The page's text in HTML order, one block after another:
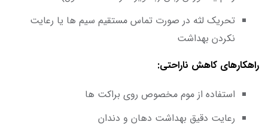
تحریک لثه در صورت تماس مستقیم سیم ها یا رعایت
نکردن بهداشت
راهکارهای کاهش ناراحتی:
استفاده از موم مخصوص روی براکت ها
رعایت دقیق بهداشت دهان و دندان